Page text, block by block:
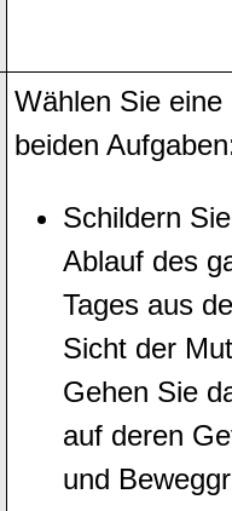
Wählen Sie eine
beiden
Schildern
Ablauf des
Tages aus
Sicht der
Gehen Sie
auf deren
und